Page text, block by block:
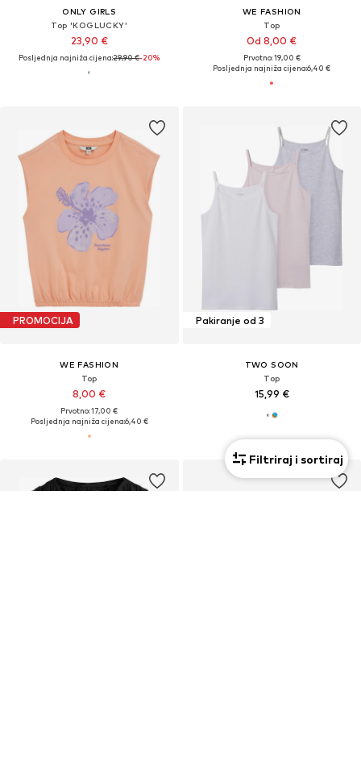
ONLY GIRLS
Top 'KOGLUCKY'
23,90 €
Posljednja najniža cijena:29,90 €-20%
WE FASHION
Top
Od 8,00 €
Prvotno: 19,00 €
Posljednja najniža cijena:6,40 €
PROMOCIJA
WE FASHION
Top
8,00 €
Prvotno: 17,00 €
Posljednja najniža cijena:6,40 €
Pakiranje od 3
TWO SOON
Top
15,99 €
Filtriraj i sortiraj